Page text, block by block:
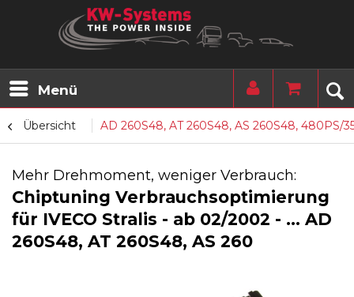
Menü
Übersicht AD 260S48, AT 260S48, AS 260S48, 480PS/
Mehr Drehmoment, weniger Verbrauch:
Chiptuning Verbrauchsoptimierung
für IVECO Stralis - ab 02/2002 - ... AD
260S48, AT 260S48, AS 260